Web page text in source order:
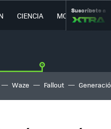
CIENCIA MOVILIDAD
Suscríbete a
Waze Fallout